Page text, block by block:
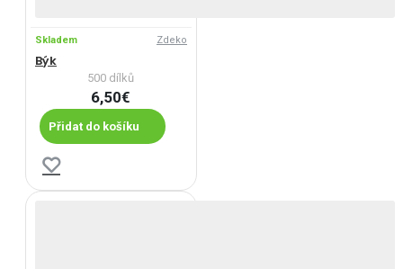
Skladem Zdeko
Býk
500 dílků
6,50€
Přidat do košíku